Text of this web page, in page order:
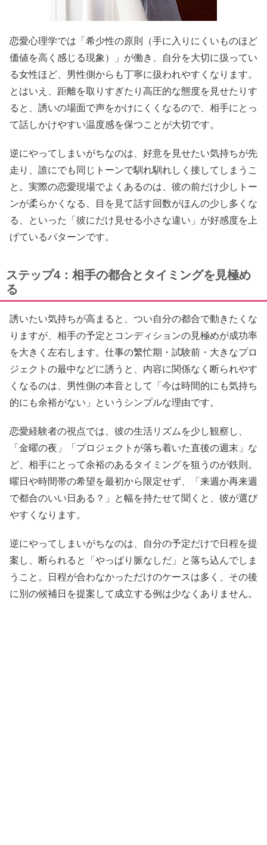
恋愛心理学では「希少性の原則（手に入りにくいものほど
価値を高く感じる現象）」が働き、自分を大切に扱ってい
る女性ほど、男性側からも丁寧に扱われやすくなります。
とはいえ、距離を取りすぎたり高圧的な態度を見せたりす
ると、誘いの場面で声をかけにくくなるので、相手にとっ
て話しかけやすい温度感を保つことが大切です。
逆にやってしまいがちなのは、好意を見せたい気持ちが先
走り、誰にでも同じトーンで馴れ馴れしく接してしまうこ
と。実際の恋愛現場でよくあるのは、彼の前だけ少しトー
ンが柔らかくなる、目を見て話す回数がほんの少し多くな
る、といった「彼にだけ見せる小さな違い」が好感度を上
げているパターンです。
ステップ4：相手の都合とタイミングを見極め
る
誘いたい気持ちが高まると、つい自分の都合で動きたくな
りますが、相手の予定とコンディションの見極めが成功率
を大きく左右します。仕事の繁忙期・試験前・大きなプロ
ジェクトの最中などに誘うと、内容に関係なく断られやす
くなるのは、男性側の本音として「今は時間的にも気持ち
的にも余裕がない」というシンプルな理由です。
恋愛経験者の視点では、彼の生活リズムを少し観察し、
「金曜の夜」「プロジェクトが落ち着いた直後の週末」な
ど、相手にとって余裕のあるタイミングを狙うのが鉄則。
曜日や時間帯の希望を最初から限定せず、「来週か再来週
で都合のいい日ある？」と幅を持たせて聞くと、彼が選び
やすくなります。
逆にやってしまいがちなのは、自分の予定だけで日程を提
案し、断られると「やっぱり脈なしだ」と落ち込んでしま
うこと。日程が合わなかっただけのケースは多く、その後
に別の候補日を提案して成立する例は少なくありません。